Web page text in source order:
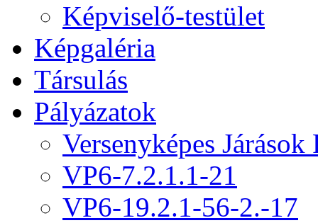
Képviselő-testület
Képgaléria
Társulás
Pályázatok
Versenyképes Járások
VP6-7.2.1.1-21
VP6-19.2.1-56-2.-17